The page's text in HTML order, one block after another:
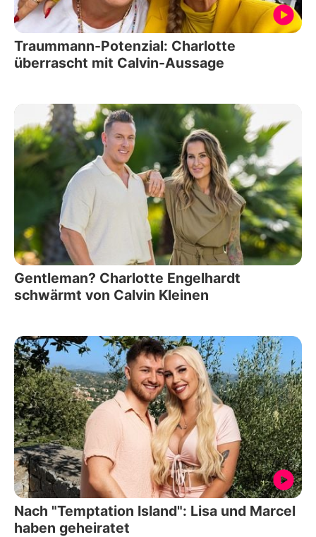
Traummann-Potenzial: Charlotte
überrascht mit Calvin-Aussage
Gentleman? Charlotte Engelhardt
schwärmt von Calvin Kleinen
Nach "Temptation Island": Lisa und Marcel
haben geheiratet